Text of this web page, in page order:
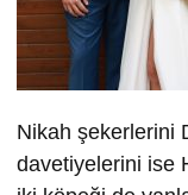
Nikah şekerlerini
davetiyelerini ise